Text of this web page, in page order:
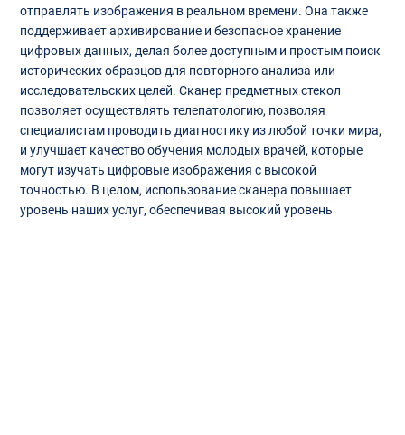
отправлять изображения в реальном времени. Она также
поддерживает архивирование и безопасное хранение
цифровых данных, делая более доступным и простым поиск
исторических образцов для повторного анализа или
исследовательских целей. Сканер предметных стекол
позволяет осуществлять телепатологию, позволяя
специалистам проводить диагностику из любой точки мира,
и улучшает качество обучения молодых врачей, которые
могут изучать цифровые изображения с высокой
точностью. В целом, использование сканера повышает
уровень наших услуг, обеспечивая высокий уровень